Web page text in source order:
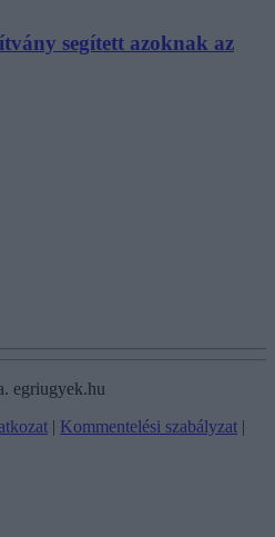
segített azoknak az
egriugyek.hu
| Kommentelési szabályzat |